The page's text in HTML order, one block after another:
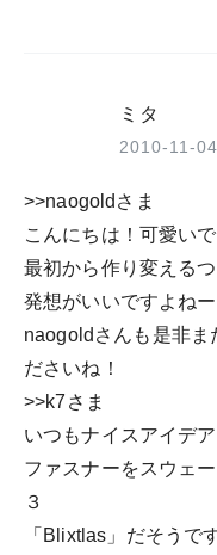
ミタ
2010-11-
>>naogoldさま
こんにちは！可愛いで
最初から作り変える
発想がいいですよねー
naogoldさんも是非ま
ださいね！
>>k7さま
いつもナイスアイデ
ファスナーをスウェ
３
「Blixtlas」だそうで